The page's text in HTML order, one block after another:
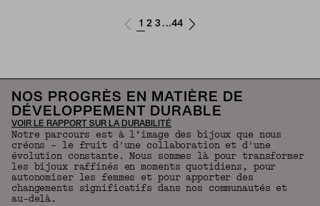
1 2 3 ...44
NOS PROGRÈS EN MATIÈRE DE
DÉVELOPPEMENT DURABLE
VOIR LE RAPPORT SUR LA DURABILITÉ
Notre parcours est à l’image des bijoux que nous
créons – le fruit d'une collaboration et d'une
évolution constante. Nous sommes là pour transformer
les bijoux raffinés en moments quotidiens, pour
autonomiser les femmes et pour apporter des
changements significatifs dans nos communautés et
au-delà.